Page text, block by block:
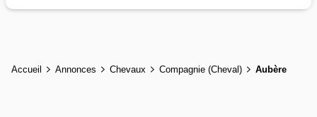
Accueil Annonces Chevaux Compagnie (Cheval) Aubère